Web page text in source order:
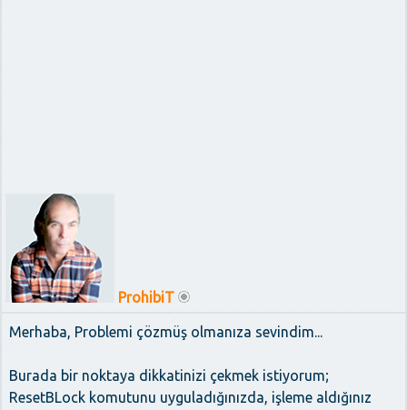
ProhibiT
Merhaba, Problemi çözmüş olmanıza sevindim...
Burada bir noktaya dikkatinizi çekmek istiyorum;
ResetBLock komutunu uyguladığınızda, işleme aldığınız